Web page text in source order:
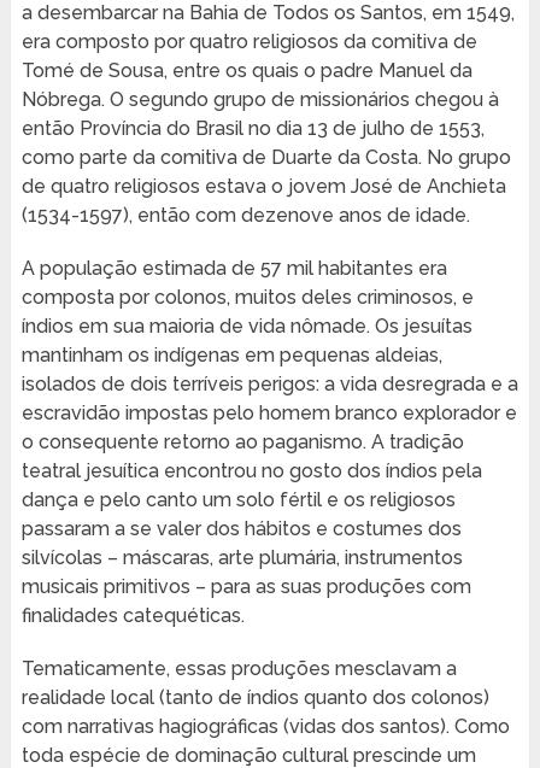
a desembarcar na Bahia de Todos os Santos, em 1549,
era composto por quatro religiosos da comitiva de
Tomé de Sousa, entre os quais o padre Manuel da
Nóbrega. O segundo grupo de missionários chegou à
então Província do Brasil no dia 13 de julho de 1553,
como parte da comitiva de Duarte da Costa. No grupo
de quatro religiosos estava o jovem José de Anchieta
(1534-1597), então com dezenove anos de idade.
A população estimada de 57 mil habitantes era
composta por colonos, muitos deles criminosos, e
índios em sua maioria de vida nômade. Os jesuítas
mantinham os indígenas em pequenas aldeias,
isolados de dois terríveis perigos: a vida desregrada e a
escravidão impostas pelo homem branco explorador e
o consequente retorno ao paganismo. A tradição
teatral jesuítica encontrou no gosto dos índios pela
dança e pelo canto um solo fértil e os religiosos
passaram a se valer dos hábitos e costumes dos
silvícolas – máscaras, arte plumária, instrumentos
musicais primitivos – para as suas produções com
finalidades catequéticas.
Tematicamente, essas produções mesclavam a
realidade local (tanto de índios quanto dos colonos)
com narrativas hagiográficas (vidas dos santos). Como
toda espécie de dominação cultural prescinde um